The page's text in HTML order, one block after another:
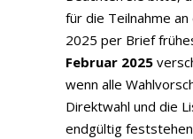
für die Teilnahme
2025 per Brief
Februar 2025
wenn alle
Direktwahl und die
endgültig